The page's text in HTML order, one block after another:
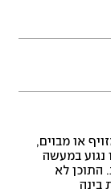
או מבוים,
נגוע במעשה
התוכן לא
בינה